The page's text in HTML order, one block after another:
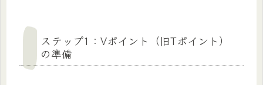
ステップ1：Vポイント（旧Tポイント）
の準備